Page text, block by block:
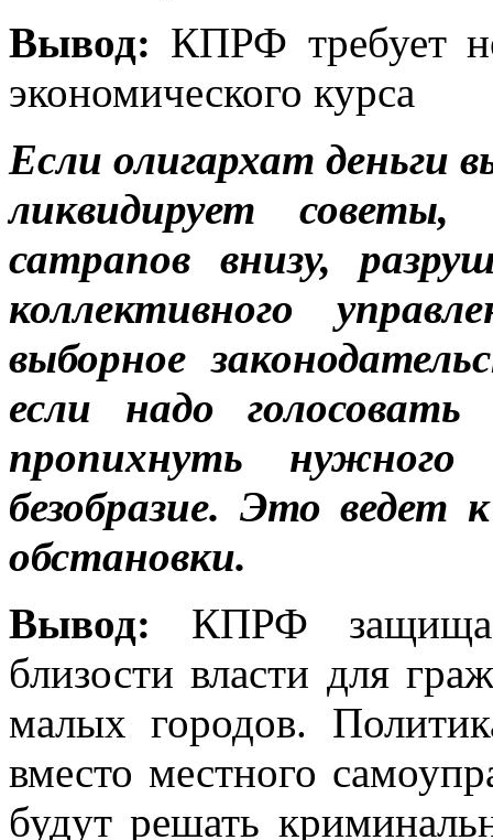
Вывод: КПРФ требует
экономического курса
Если олигархат деньги
ликвидирует
сатрапов внизу,
коллективного
выборное
если надо
пропихнуть
безобразие. Это ведет
обстановки.
Вывод: КПРФ
близости власти для
малых городов.
вместо местного
будут решать